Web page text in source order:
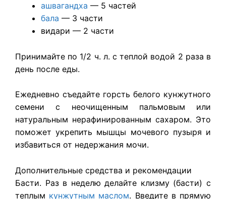
ашвагандха — 5 частей
бала — 3 части
видари — 2 части
Принимайте по 1/2 ч. л. с теплой водой 2 раза в
день после еды.
Ежедневно съедайте горсть белого кунжутного
семени с неочищенным пальмовым или
натуральным нерафинированным сахаром. Это
поможет укрепить мышцы мочевого пузыря и
избавиться от недержания мочи.
Дополнительные средства и рекомендации
Басти. Раз в неделю делайте клизму (басти) с
теплым кунжутным маслом. Введите в прямую